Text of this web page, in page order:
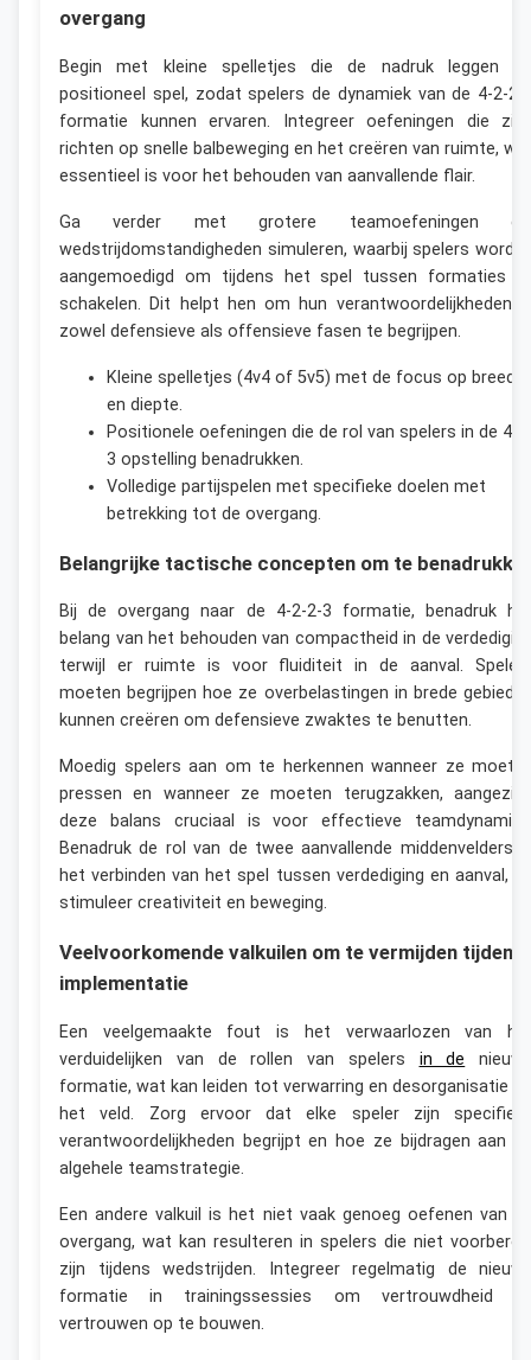
overgang
Begin met kleine spelletjes die de nadruk leggen
positioneel spel, zodat spelers de dynamiek van de 4-2-2-
formatie kunnen ervaren. Integreer oefeningen die
richten op snelle balbeweging en het creëren van ruimte,
essentieel is voor het behouden van aanvallende flair.
Ga verder met grotere teamoefeningen
wedstrijdomstandigheden simuleren, waarbij spelers
aangemoedigd om tijdens het spel tussen formaties
schakelen. Dit helpt hen om hun verantwoordelijkheden
zowel defensieve als offensieve fasen te begrijpen.
Kleine spelletjes (4v4 of 5v5) met de focus op breedte
en diepte.
Positionele oefeningen die de rol van spelers in de 4-
3 opstelling benadrukken.
Volledige partijspelen met specifieke doelen met
betrekking tot de overgang.
Belangrijke tactische concepten om te
Bij de overgang naar de 4-2-2-3 formatie, benadruk
belang van het behouden van compactheid in de
terwijl er ruimte is voor fluiditeit in de aanval.
moeten begrijpen hoe ze overbelastingen in brede
kunnen creëren om defensieve zwaktes te benutten.
Moedig spelers aan om te herkennen wanneer ze
pressen en wanneer ze moeten terugzakken,
deze balans cruciaal is voor effectieve
Benadruk de rol van de twee aanvallende middenvelders
het verbinden van het spel tussen verdediging en aanval,
stimuleer creativiteit en beweging.
Veelvoorkomende valkuilen om te vermijden tijdens
implementatie
Een veelgemaakte fout is het verwaarlozen van
verduidelijken van de rollen van spelers in de
formatie, wat kan leiden tot verwarring en desorganisatie
het veld. Zorg ervoor dat elke speler zijn
verantwoordelijkheden begrijpt en hoe ze bijdragen aan
algehele teamstrategie.
Een andere valkuil is het niet vaak genoeg oefenen van
overgang, wat kan resulteren in spelers die niet
zijn tijdens wedstrijden. Integreer regelmatig de
formatie in trainingssessies om vertrouwdheid
vertrouwen op te bouwen.